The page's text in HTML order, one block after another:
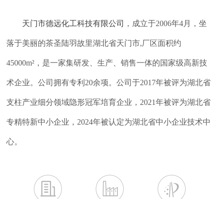
天门市德远化工科技有限公司 ，成立于2006年4月，坐
落于美丽的茶圣陆羽故里湖北省天门市,厂区面积约
45000m²，是一家集研发、生产、销售一体的国家级高新技
术企业。公司拥有专利20余项。公司于2017年被评为湖北省
支柱产业细分领域隐形冠军培育企业，2021年被评为湖北省
专精特新中小企业，2024年被认定为湖北省中小企业技术中
心。